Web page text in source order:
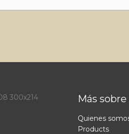
Más
Quienes
Products